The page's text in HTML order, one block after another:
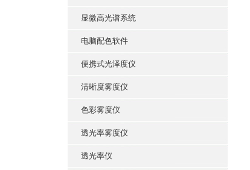
显微高光谱系统
电脑配色软件
便携式光泽度仪
清晰度雾度仪
色彩雾度仪
透光率雾度仪
透光率仪